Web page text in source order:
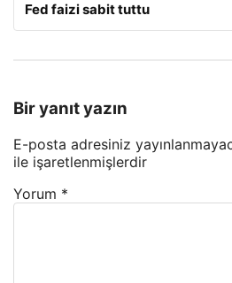
Fed faizi sabit tuttu
Bir yanıt yazın
E-posta adresiniz
ile işaretlenmişlerdir
Yorum *